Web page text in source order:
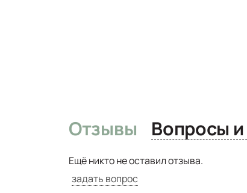
Отзывы
Ещё никто не оставил отзыва.
задать вопрос